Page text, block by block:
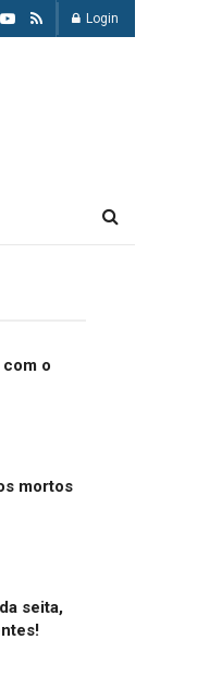
Login
o
mortos
seita,